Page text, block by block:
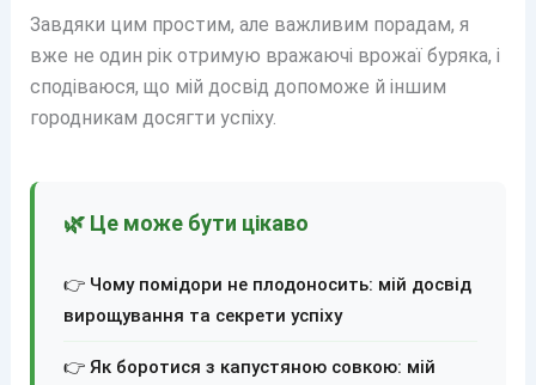
Завдяки цим простим, але важливим порадам, я
вже не один рік отримую вражаючі врожаї буряка, і
сподіваюся, що мій досвід допоможе й іншим
городникам досягти успіху.
🌿 Це може бути цікаво
👉 Чому помідори не плодоносить: мій досвід
вирощування та секрети успіху
👉 Як боротися з капустяною совкою: мій